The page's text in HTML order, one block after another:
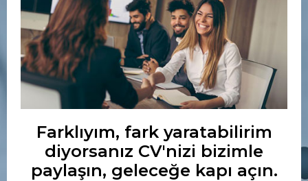
Farklıyım, fark yaratabilirim
diyorsanız CV'nizi bizimle
paylaşın, geleceğe kapı açın.